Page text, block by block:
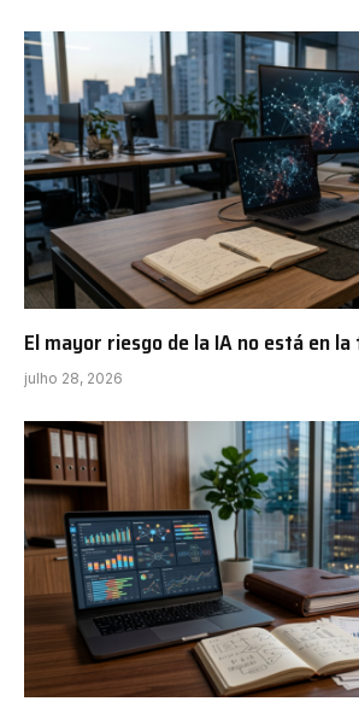
El mayor riesgo de la IA no está en
julho 28, 2026